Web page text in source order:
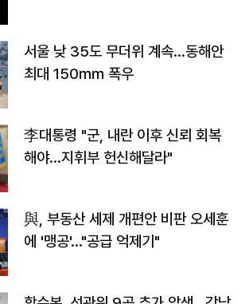
서울 낮 35도 무더위 계속…동해안
최대 150㎜ 폭우
李대통령 "군, 내란 이후 신뢰 회복
해야…지휘부 헌신해달라"
與, 부동산 세제 개편안 비판 오세훈
에 '맹공'…"공급 억제기"